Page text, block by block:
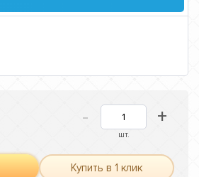
- +
шт.
Купить в 1 клик